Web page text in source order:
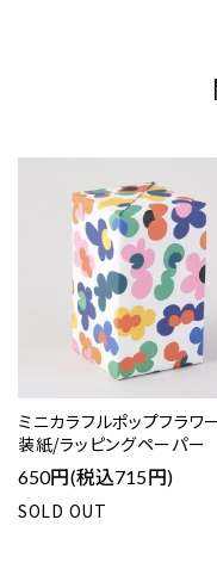
ミニカラフルポップフラワ
装紙/ラッピングペーパー
650円(税込715円)
SOLD OUT